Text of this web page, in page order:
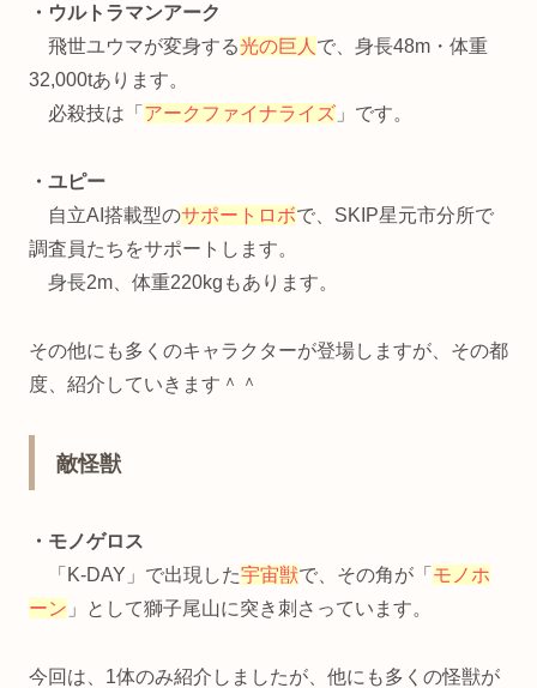
・ウルトラマンアーク
飛世ユウマが変身する光の巨人 で、身長48m・体重
32,000tあります。
必殺技は「 アークファイナライズ 」です。
・ユピー
自立AI搭載型のサポートロボで、SKIP星元市分所で
調査員たちをサポートします。
身長2m、体重220kgもあります。
その他にも多くのキャラクターが登場しますが、その都
度、紹介していきます＾＾
敵怪獣
・モノゲロス
「K-DAY」で出現した宇宙獣で、その角が「 モノホ
ーン 」として獅子尾山に突き刺さっています。
今回は、1体のみ紹介しましたが、他にも多くの怪獣が